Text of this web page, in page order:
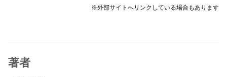
※外部サイトへリンクしている場合もあります
著者